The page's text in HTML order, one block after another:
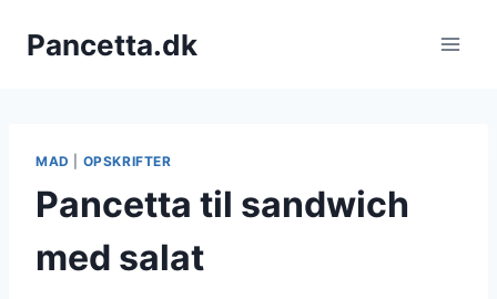
Pancetta.dk
MAD OPSKRIFTER
Pancetta til sandwich
med salat